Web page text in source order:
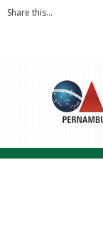
Share this...